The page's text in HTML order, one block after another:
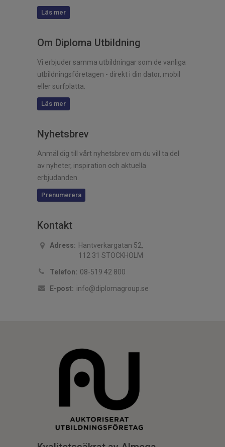
Läs mer
Om Diploma Utbildning
Vi erbjuder samma utbildningar som de vanliga
utbildningsföretagen - direkt i din dator, mobil
eller surfplatta.
Läs mer
Nyhetsbrev
Anmäl dig till vårt nyhetsbrev om du vill ta del
av nyheter, inspiration och aktuella
erbjudanden.
Prenumerera
Kontakt
Adress: Hantverkargatan 52,
112 31 STOCKHOLM
Telefon: 08-519 42 800
E-post: info@diplomagroup.se